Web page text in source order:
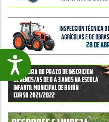
Accesibilidade